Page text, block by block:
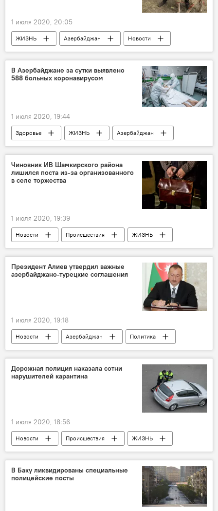
1 июля 2020, 20:05
ЖИЗНЬ Азербайджан Новости
В Азербайджане за сутки выявлено
588 больных коронавирусом
1 июля 2020, 19:44
Здоровье ЖИЗНЬ
Азербайджан
Новости
Чиновник ИВ Шамкирского района
лишился поста из-за организованного
в селе торжества
1 июля 2020, 19:39
Новости Происшествия
ЖИЗНЬ
Азербайджан
карантин
Президент Алиев утвердил важные
азербайджано-турецкие соглашения
1 июля 2020, 19:18
Новости Азербайджан Политика
Дорожная полиция наказала сотни
нарушителей карантина
1 июля 2020, 18:56
Новости Происшествия
ЖИЗНЬ
Азербайджан
Дорожная полиция
Штраф
Нарушение
В Баку ликвидированы специальные
полицейские посты